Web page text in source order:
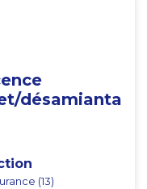
désamianta
(13)